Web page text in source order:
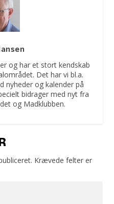
og har et stort kendskab
Det har vi bl.a.
nyheder og kalender på
bidrager med nyt fra
og Madklubben.
Krævede felter er